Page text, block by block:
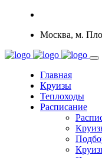
Москва, м.
Главная
Круизы
Теплоходы
Расписание